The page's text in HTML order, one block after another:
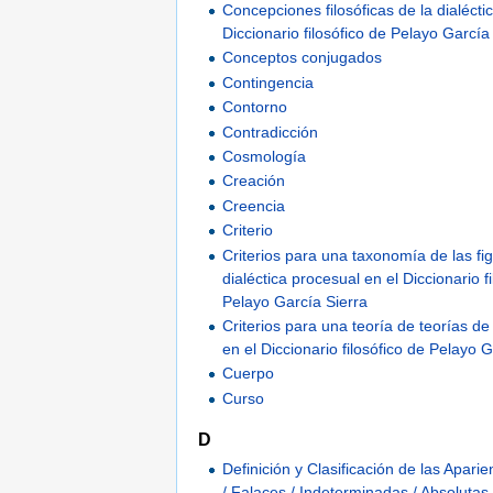
Concepciones filosóficas de la
Diccionario filosófico de Pelayo
Conceptos conjugados
Contingencia
Contorno
Contradicción
Cosmología
Creación
Creencia
Criterio
Criterios para una taxonomía de las
dialéctica procesual en el Diccionario
Pelayo García Sierra
Criterios para una teoría de teorías
en el Diccionario filosófico de Pelayo
Cuerpo
Curso
D
Definición y Clasificación de las